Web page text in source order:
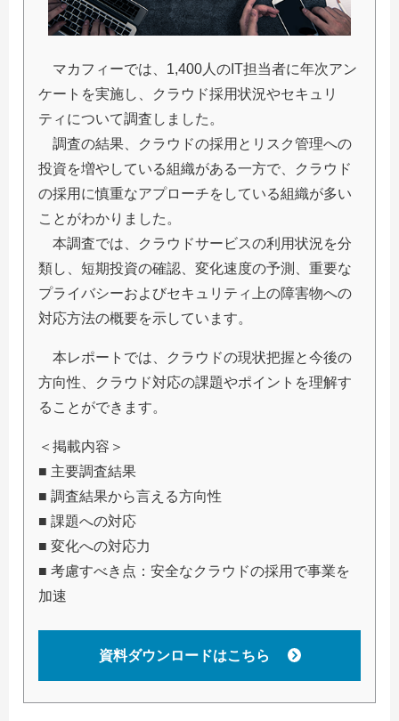
マカフィーでは、1,400人のIT担当者に年次アン
ケートを実施し、クラウド採用状況やセキュリ
ティについて調査しました。
調査の結果、クラウドの採用とリスク管理への
投資を増やしている組織がある一方で、クラウド
の採用に慎重なアプローチをしている組織が多い
ことがわかりました。
本調査では、クラウドサービスの利用状況を分
類し、短期投資の確認、変化速度の予測、重要な
プライバシーおよびセキュリティ上の障害物への
対応方法の概要を示しています。
本レポートでは、クラウドの現状把握と今後の
方向性、クラウド対応の課題やポイントを理解す
ることができます。
＜掲載内容＞
■ 主要調査結果
■ 調査結果から言える方向性
■ 課題への対応
■ 変化への対応力
■ 考慮すべき点：安全なクラウドの採用で事業を
加速
資料ダウンロードはこちら